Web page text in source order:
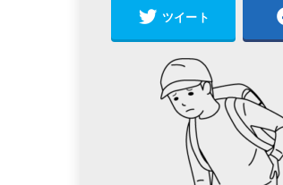
ツイート